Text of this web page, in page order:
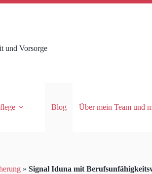
und Vorsorge
Blog Über mein Team und
» Signal Iduna mit